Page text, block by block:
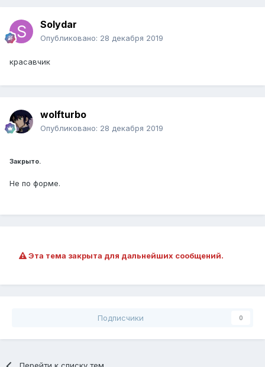
Solydar
Опубликовано: 28 декабря 2019
красавчик
wolfturbo
Опубликовано: 28 декабря 2019
Закрыто.
Не по форме.
Эта тема закрыта для дальнейших сообщений.
Подписчики 0